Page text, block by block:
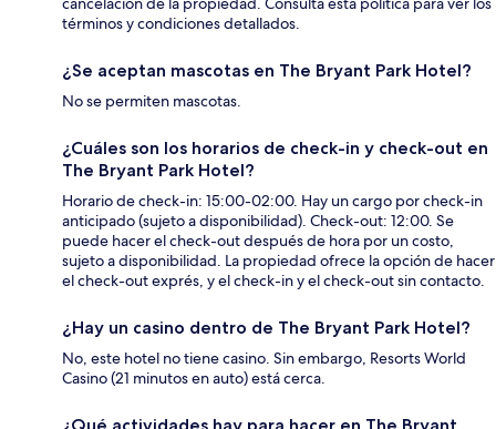
términos y condiciones detallados.
¿Se aceptan mascotas en The Bryant Park Hotel?
No se permiten mascotas.
¿Cuáles son los horarios de check-in y check-out en
The Bryant Park Hotel?
Horario de check-in: 15:00-02:00. Hay un cargo por check-in
anticipado (sujeto a disponibilidad). Check-out: 12:00. Se
puede hacer el check-out después de hora por un costo,
sujeto a disponibilidad. La propiedad ofrece la opción de hacer
el check-out exprés, y el check-in y el check-out sin contacto.
¿Hay un casino dentro de The Bryant Park Hotel?
No, este hotel no tiene casino. Sin embargo, Resorts World
Casino (21 minutos en auto) está cerca.